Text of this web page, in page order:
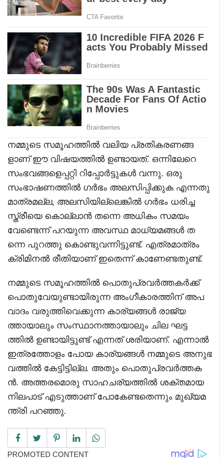
നമ്മുടെ സമൂഹത്തിൽ വലിയ പ്രതികരണങ്ങ
ളാണ് ഈ വിഷയത്തിൽ ഉണ്ടായത്. ഒന്നിലേറെ
സംഭവങ്ങളെപ്പറ്റി റിപ്പോർട്ടുകൾ വന്നു. ഒരു
സംഭാഷണത്തിൽ ഗർഭം അലസിപ്പിക്കുക എന്നതു
മാത്രമല്ല, അലസിയില്ലെങ്കിൽ ഗർഭം ധരിച്ച
സ്ത്രീയെ കൊല്ലാൻ തന്നെ അധികം സമയം
വേണ്ടെന്ന് പറയുന്ന അവസ്ഥ മാധ്യമങ്ങൾ ത
ന്നെ പുറത്തു കൊണ്ടുവന്നിട്ടുണ്ട്. എത്രമാത്രം
ക്രിമിനൽ രീതിയാണ് ഇതെന്ന് കാണേണ്ടതുണ്ട്.
നമ്മുടെ സമൂഹത്തിൽ പൊതുപ്രവർത്തകർക്ക്
പൊതുവേയുണ്ടായിരുന്ന അംഗീകാരത്തിന് അപ
വാദം വരുത്തിവെക്കുന്ന കാര്യങ്ങൾ രാജ്യ
ത്തായാലും സംസ്ഥാനത്തായാലും ചില ഘട്ട
ത്തിൽ ഉണ്ടായിട്ടുണ്ട് എന്നത് ശരിയാണ്. എന്നാൽ
ഇത്രത്തോളം പോയ കാര്യങ്ങൾ നമ്മുടെ അനുഭ
വത്തിൽ കേട്ടിട്ടില്ല. അതും പൊതുപ്രവർത്തക
ൻ. അത്തരമൊരു സാഹചര്യത്തിൽ ശക്തമായ
നിലപാട് എടുത്താണ് പോകേണ്ടതെന്നും മുഖ്യമ
ന്ത്രി പറഞ്ഞു.